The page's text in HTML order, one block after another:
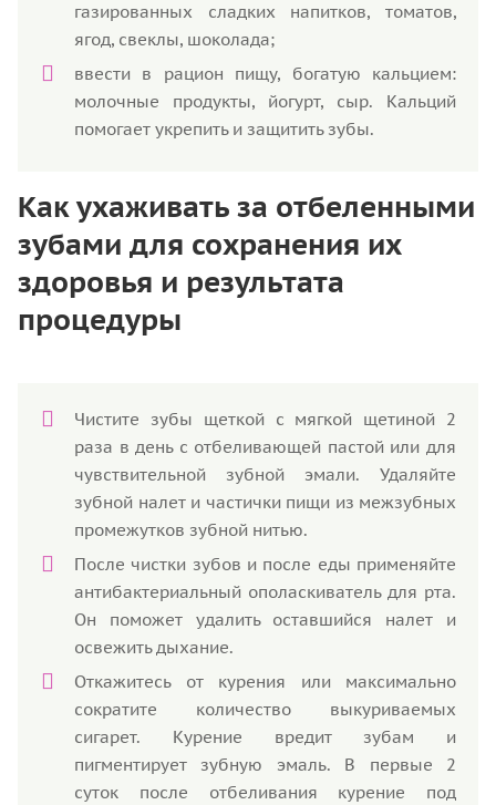
газированных сладких напитков, томатов,
ягод, свеклы, шоколада;
ввести в рацион пищу, богатую кальцием:
молочные продукты, йогурт, сыр. Кальций
помогает укрепить и защитить зубы.
Как ухаживать за отбеленными
зубами для сохранения их
здоровья и результата
процедуры
Чистите зубы щеткой с мягкой щетиной 2
раза в день с отбеливающей пастой или для
чувствительной зубной эмали. Удаляйте
зубной налет и частички пищи из межзубных
промежутков зубной нитью.
После чистки зубов и после еды применяйте
антибактериальный ополаскиватель для рта.
Он поможет удалить оставшийся налет и
освежить дыхание.
Откажитесь от курения или максимально
сократите количество выкуриваемых
сигарет. Курение вредит зубам и
пигментирует зубную эмаль. В первые 2
суток после отбеливания курение под